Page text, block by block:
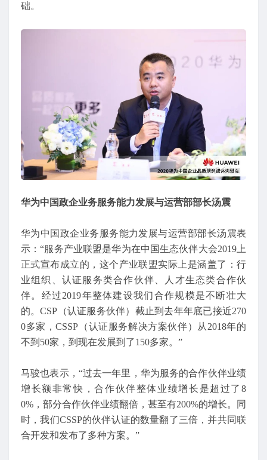
础。
华为中国政企业务服务能力发展与运营部部长汤震
华为中国政企业务服务能力发展与运营部部长汤震表
示：“服务产业联盟是华为在中国生态伙伴大会2019上
正式宣布成立的，这个产业联盟实际上是涵盖了：行
业组织、认证服务类合作伙伴、人才生态类合作伙
伴。经过2019年整体建设我们合作规模是不断壮大
的。CSP（认证服务伙伴）截止到去年年底已接近270
0多家，CSSP（认证服务解决方案伙伴）从2018年的
不到50家，到现在发展到了150多家。”
马骏也表示，“过去一年里，华为服务的合作伙伴业绩
增长额非常快，合作伙伴整体业绩增长是超过了8
0%，部分合作伙伴业绩翻倍，甚至有200%的增长。同
时，我们CSSP的伙伴认证的数量翻了三倍，并共同联
合开发和发布了多种方案。”